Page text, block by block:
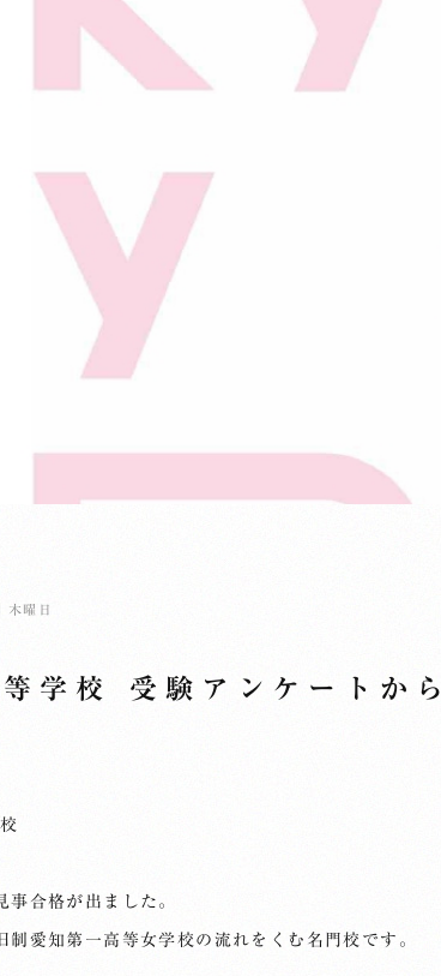
木曜日
学校 受験アンケートから
合格が出ました。
制愛知第一高等女学校の流れをくむ名門校です。